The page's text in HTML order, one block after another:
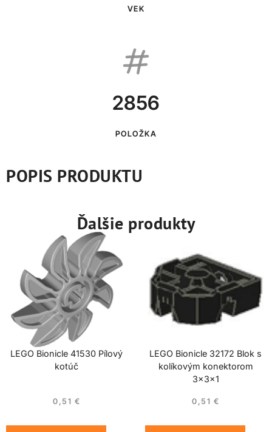
VEK
2856
POLOŽKA
POPIS PRODUKTU
Ďalšie produkty
LEGO Bionicle 41530 Pílový
kotúč
0,51 €
LEGO Bionicle 32172 Blok s
kolíkovým konektorom
3x3x1
0,51 €